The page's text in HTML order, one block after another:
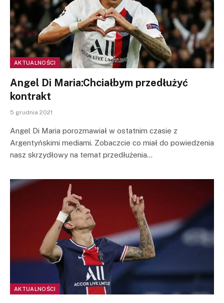
AKTUALNOŚCI
Angel Di Maria:Chciałbym przedłużyć
kontrakt
5 grudnia 2021
Angel Di Maria porozmawiał w ostatnim czasie z
Argentyńskimi mediami. Zobaczcie co miał do powiedzenia
nasz skrzydłowy na temat przedłużenia…
AKTUALNOŚCI